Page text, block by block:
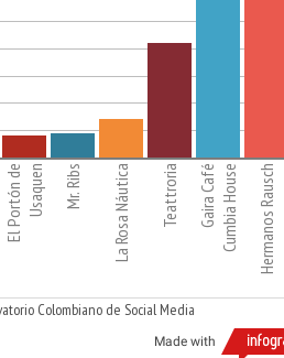
El Portón de Usaquen Mr. Ribs La Rosa Náutica Teattroria Gaira CaféCumbia House Hermanos Rausch
Colombiano de Social Media
Made with